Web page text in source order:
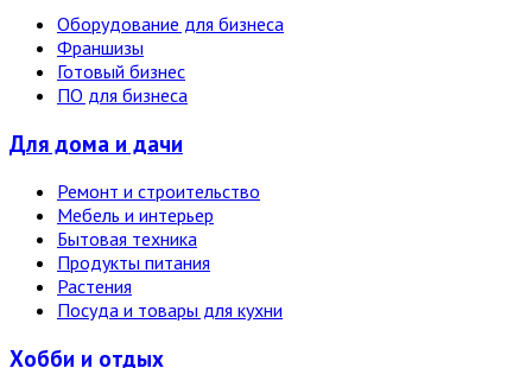
Оборудование для бизнеса
Франшизы
Готовый бизнес
ПО для бизнеса
Для дома и дачи
Ремонт и строительство
Мебель и интерьер
Бытовая техника
Продукты питания
Растения
Посуда и товары для кухни
Хобби и отдых